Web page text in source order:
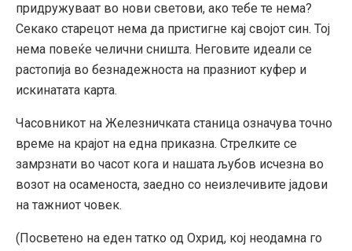
придружуваат во нови светови, ако тебе те нема?
Секако старецот нема да пристигне кај својот син. Тој
нема повеќе челични сништа. Неговите идеали се
растопија во безнадежноста на празниот куфер и
искинатата карта.
Часовникот на Железничката станица означува точно
време на крајот на една приказна. Стрелките се
замрзнати во часот кога и нашата љубов исчезна во
возот на осаменоста, заедно со неизлечивите јадови
на тажниот човек.
(Посветено на еден татко од Охрид, кој неодамна го